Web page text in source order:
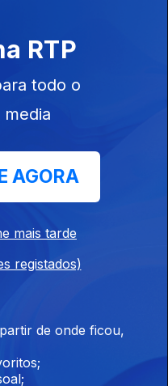
RTP
todo o
AGORA
mais tarde
registados)
de onde ficou,